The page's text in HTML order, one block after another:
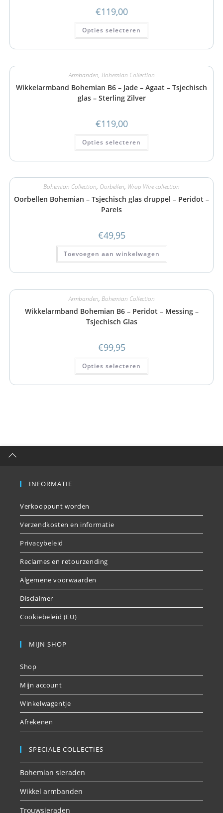
€119,00
Opties selecteren
Armbanden, Bohemian Collection
Wikkelarmband Bohemian B6 – Jade – Agaat – Tsjechisch
glas – Sterling Zilver
€119,00
Opties selecteren
Bohemian Collection, Oorbellen, Wrap Wire collection
Oorbellen Bohemian – Tsjechisch glas druppel – Peridot –
Parels
€49,95
Toevoegen aan winkelwagen
Armbanden, Bohemian Collection
Wikkelarmband Bohemian B6 – Peridot – Messing –
Tsjechisch Glas
€99,95
Opties selecteren
INFORMATIE
Verkooppunt worden
Verzendkosten en informatie
Privacybeleid
Reclames en retourzending
Algemene voorwaarden
Disclaimer
Cookiebeleid (EU)
MIJN SHOP
Shop
Mijn account
Winkelwagentje
Afrekenen
SPECIALE COLLECTIES
Bohemian sieraden
Wikkel armbanden
Trouwsieraden